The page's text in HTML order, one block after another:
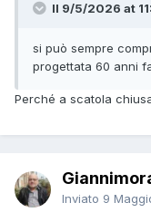
Il 9/5/2026 at
si può sempre
progettata 60 anni
Perché a scatola
Inviato 9